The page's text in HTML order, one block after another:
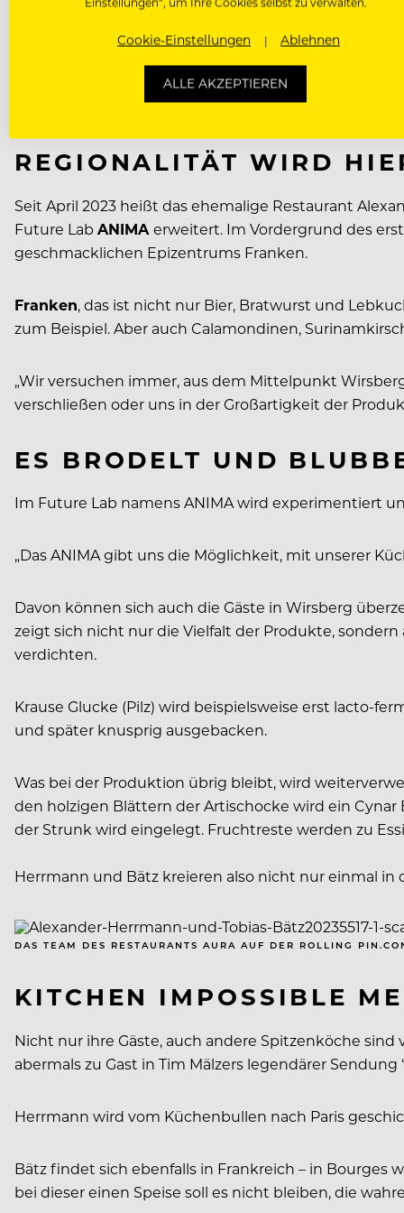
Namen. Denn schon damals kamen Gäste nicht
Doch seine unzähligen Fernsehauftritte bei “The
Restaurants zu stehen. Darum steht im seit 2009
die Entwicklung in Wirsberg ist, hat Herrmann
REGIONALITÄT WIRD
Seit April 2023 heißt das ehemalige Restaurant
Future Lab ANIMA erweitert. Im Vordergrund des
geschmacklichen Epizentrums Franken.
Franken, das ist nicht nur Bier, Bratwurst und
zum Beispiel. Aber auch Calamondinen,
„Wir versuchen immer, aus dem Mittelpunkt
verschließen oder uns in der Großartigkeit der
ES BRODELT UND
Im Future Lab namens ANIMA wird experimentiert
„Das ANIMA gibt uns die Möglichkeit, mit unserer
Davon können sich auch die Gäste in Wirsberg
zeigt sich nicht nur die Vielfalt der Produkte,
verdichten.
Krause Glucke (Pilz) wird beispielsweise erst lacto-
und später knusprig ausgebacken.
Was bei der Produktion übrig bleibt, wird
den holzigen Blättern der Artischocke wird ein
der Strunk wird eingelegt. Fruchtreste werden zu
Herrmann und Bätz kreieren also nicht nur einmal in
DAS TEAM DES RESTAURANTS AURA AUF DER ROLLING
KITCHEN IMPOSSIBLE
Nicht nur ihre Gäste, auch andere Spitzenköche
abermals zu Gast in Tim Mälzers legendärer
Herrmann wird vom Küchenbullen nach Paris
Bätz findet sich ebenfalls in Frankreich – in Bourges
bei dieser einen Speise soll es nicht bleiben, die
Cookie-Einstellungen Ablehnen
ALLE AKZEPTIEREN